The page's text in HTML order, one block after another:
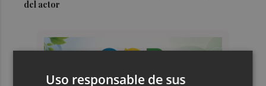
del actor
Uso responsable de sus